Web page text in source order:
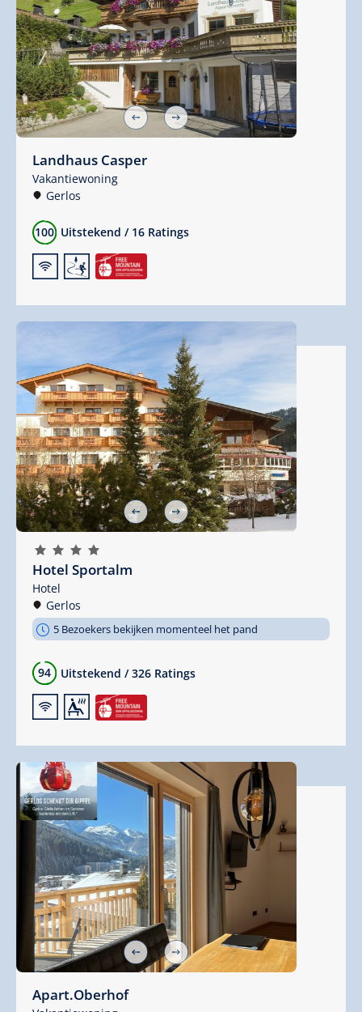
Landhaus Casper
Vakantiewoning
Gerlos
100 Uitstekend / 16 Ratings
🜉🞷
🞙 🞙 🞙 🞙
Hotel Sportalm
Hotel
Gerlos
5 Bezoekers bekijken momenteel het pand
94 Uitstekend / 326 Ratings
🜉🗔
Apart.Oberhof